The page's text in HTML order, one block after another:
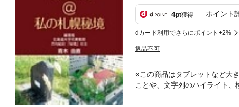
4pt獲得 ポイント
dカード利用でさらにポイント+2%
返品不可
※この商品はタブレットなど大
ことや、文字列のハイライト、
「川・橋」「隠れた風景」「